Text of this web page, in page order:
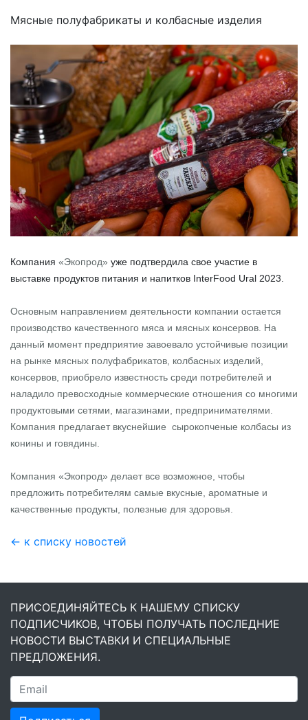
Мясные полуфабрикаты и колбасные изделия
Компания «Экопрод» уже подтвердила свое участие в
выставке продуктов питания и напитков InterFood Ural 2023.
Основным направлением деятельности компании остается
производство качественного мяса и мясных консервов. На
данный момент предприятие завоевало устойчивые позиции
на рынке мясных полуфабрикатов, колбасных изделий,
консервов, приобрело известность среди потребителей и
наладило превосходные коммерческие отношения со многими
продуктовыми сетями, магазинами, предпринимателями.
Компания предлагает вкуснейшие сырокопченые колбасы из
конины и говядины.
Компания «Экопрод» делает все возможное, чтобы
предложить потребителям самые вкусные, ароматные и
качественные продукты, полезные для здоровья.
← к списку новостей
ПРИСОЕДИНЯЙТЕСЬ К НАШЕМУ СПИСКУ
ПОДПИСЧИКОВ, ЧТОБЫ ПОЛУЧАТЬ ПОСЛЕДНИЕ
НОВОСТИ ВЫСТАВКИ И СПЕЦИАЛЬНЫЕ
ПРЕДЛОЖЕНИЯ.